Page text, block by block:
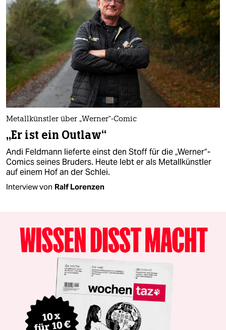
Metallkünstler über „Werner“-Comic
„Er ist ein Outlaw“
Andi Feldmann lieferte einst den Stoff für die „Werner“-
Comics seines Bruders. Heute lebt er als Metallkünstler
auf einem Hof an der Schlei.
Interview von Ralf Lorenzen